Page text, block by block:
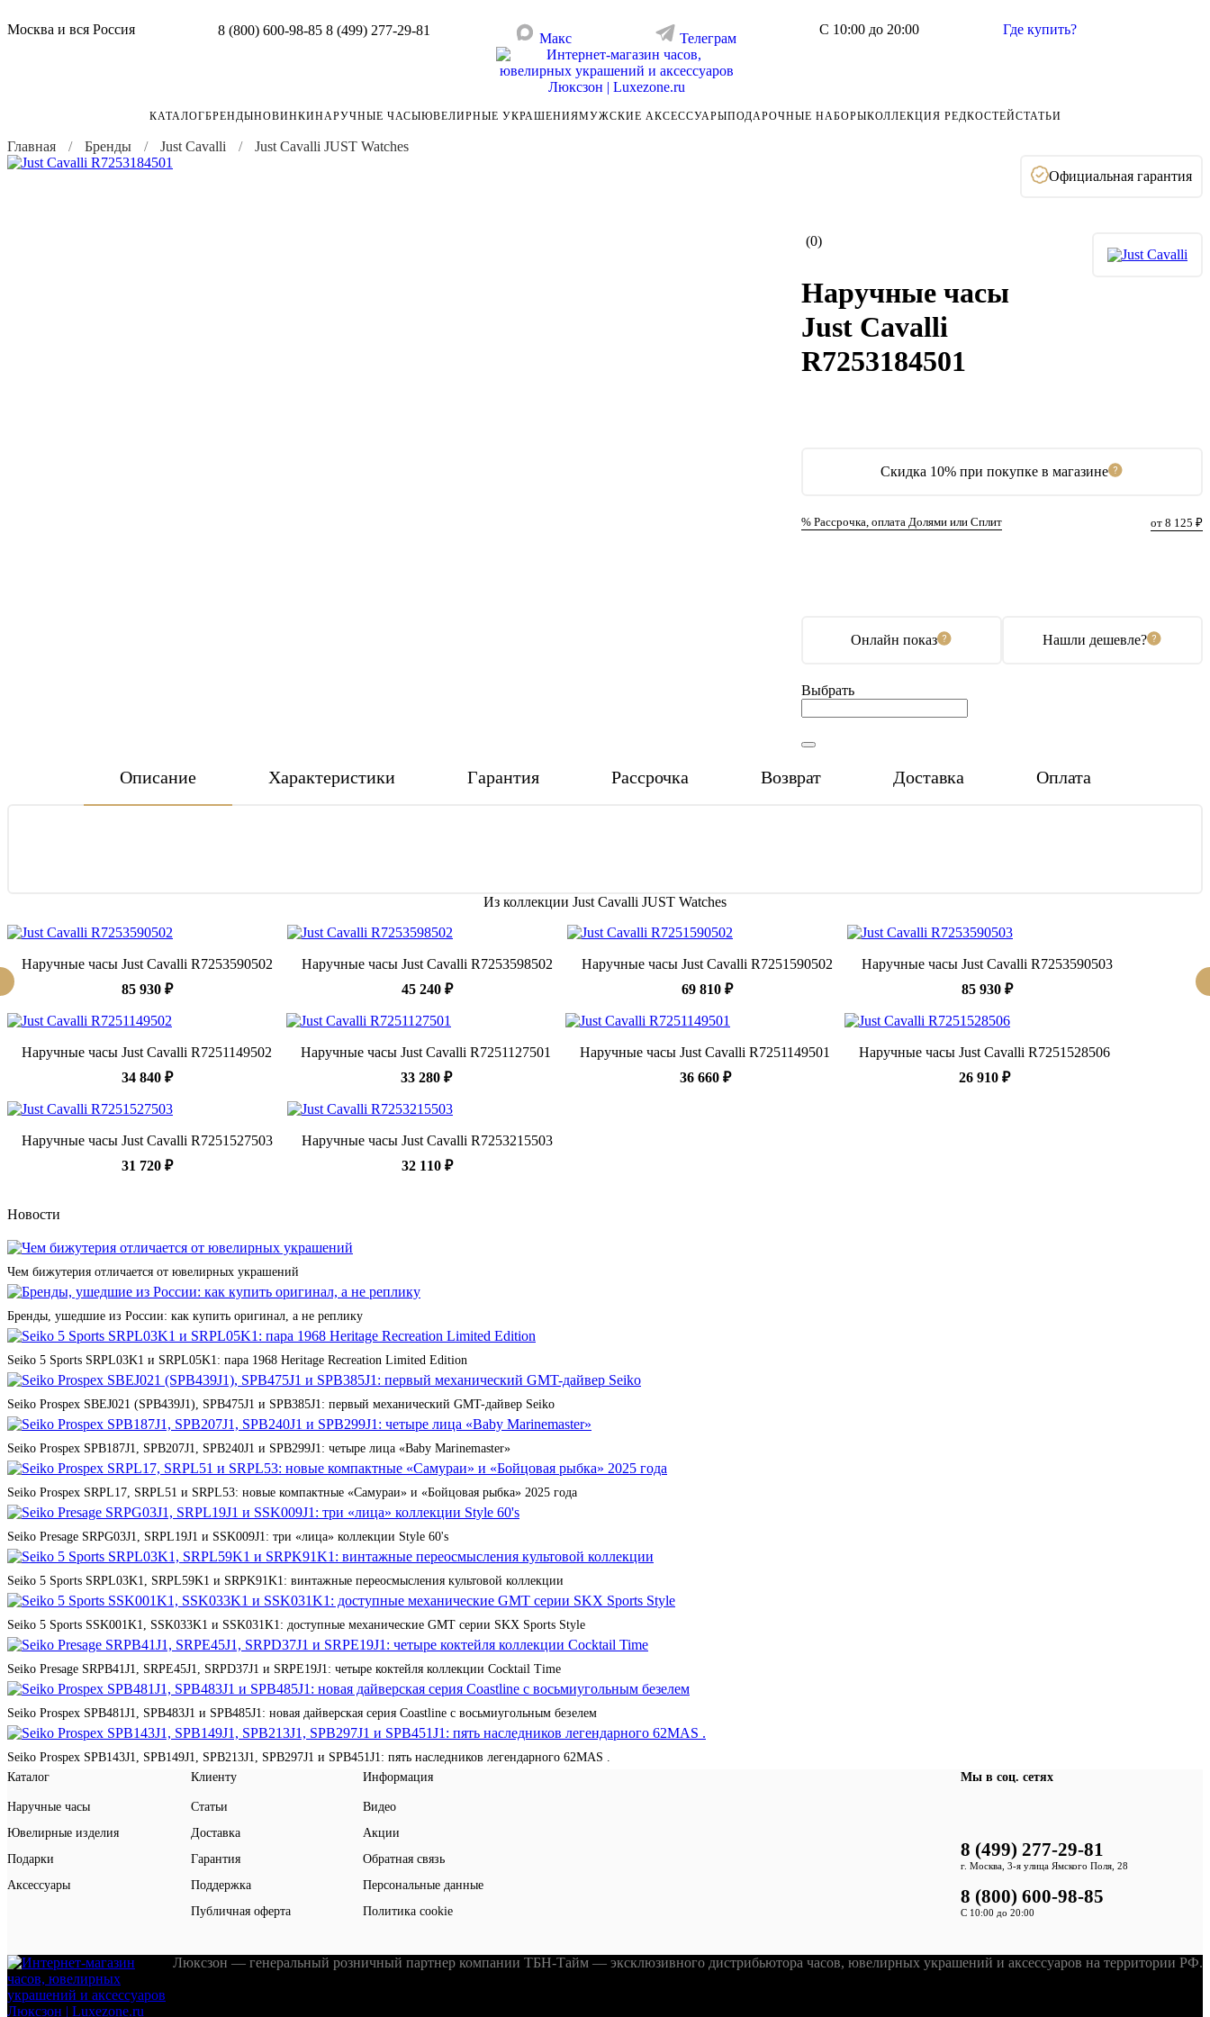
Москва и вся Россия 8 (800) 600-98-85 8 (499) 277-29-81
Макс Телеграм
С 10:00 до 20:00 Где купить?
КАТАЛОГБРЕНДЫНОВИНКИНАРУЧНЫЕ ЧАСЫЮВЕЛИРНЫЕ УКРАШЕНИЯМУЖСКИЕ АКСЕССУАРЫПОДАРОЧНЫЕ НАБОРЫКОЛЛЕКЦИЯ РЕДКОСТЕЙСТАТЬИ
Главная Бренды Just Cavalli
Just Cavalli JUST Watches
Официальная гарантия
(0)
Скидка 10% при покупке в магазине
% Рассрочка, оплата Долями или Сплит от 8 125 ₽
Наручные часы
Just Cavalli
R7253184501
Онлайн показ Нашли дешевле?
Выбрать
Описание Характеристики Гарантия Рассрочка Возврат Доставка Оплата
Из коллекции Just Cavalli JUST Watches
Наручные часы Just Cavalli R7253590502
85 930 ₽
Наручные часы Just Cavalli R7253598502
45 240 ₽
Наручные часы Just Cavalli R7251590502
69 810 ₽
Наручные часы Just Cavalli R7253590503
85 930 ₽
Наручные часы Just Cavalli R7251149502
34 840 ₽
Наручные часы Just Cavalli R7251127501
33 280 ₽
Наручные часы Just Cavalli R7251149501
36 660 ₽
Наручные часы Just Cavalli R7251528506
26 910 ₽
Наручные часы Just Cavalli R7251527503
31 720 ₽
Наручные часы Just Cavalli R7253215503
32 110 ₽
Новости
Чем бижутерия отличается от ювелирных украшений
Бренды, ушедшие из России: как купить оригинал, а не реплику
Seiko 5 Sports SRPL03K1 и SRPL05K1: пара 1968 Heritage Recreation Limited Edition
Seiko Prospex SBEJ021 (SPB439J1), SPB475J1 и SPB385J1: первый механический GMT-дайвер Seiko
Seiko Prospex SPB187J1, SPB207J1, SPB240J1 и SPB299J1: четыре лица «Baby Marinemaster»
Seiko Prospex SRPL17, SRPL51 и SRPL53: новые компактные «Самураи» и «Бойцовая рыбка» 2025 года
Seiko Presage SRPG03J1, SRPL19J1 и SSK009J1: три «лица» коллекции Style 60's
Seiko 5 Sports SRPL03K1, SRPL59K1 и SRPK91K1: винтажные переосмысления культовой коллекции
Seiko 5 Sports SSK001K1, SSK033K1 и SSK031K1: доступные механические GMT серии SKX Sports Style
Seiko Presage SRPB41J1, SRPE45J1, SRPD37J1 и SRPE19J1: четыре коктейля коллекции Cocktail Time
Seiko Prospex SPB481J1, SPB483J1 и SPB485J1: новая дайверская серия Coastline с восьмиугольным безелем
Seiko Prospex SPB143J1, SPB149J1, SPB213J1, SPB297J1 и SPB451J1: пять наследников легендарного 62MAS .
Каталог
Наручные часы
Ювелирные изделия
Подарки
Аксессуары
Клиенту
Статьи
Доставка
Гарантия
Поддержка
Публичная оферта
Информация
Видео
Акции
Обратная связь
Персональные данные
Политика cookie
Мы в соц. сетях
8 (499) 277-29-81
г. Москва, 3-я улица Ямского Поля, 28
8 (800) 600-98-85
С 10:00 до 20:00
Люксзон — генеральный розничный партнер компании ТБН-Тайм — эксклюзивного дистрибьютора часов, ювелирных украшений и аксессуаров на территории РФ.